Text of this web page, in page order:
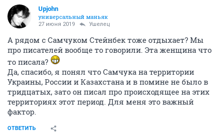
Upjohn
универсальный маньяк
27 июня 2019 Ушелец
А рядом с Самчуком Стейнбек тоже отдыхает? Мы
про писателей вообще то говорили. Эта женщина что
то писала?
Да, спасибо, я понял что Самчука на территории
Украины, России и Казахстана и в помине не было в
тридцатых, зато он писал про происходящее на этих
территориях этот период. Для меня это важный
фактор.
ОТВЕТИТЬ